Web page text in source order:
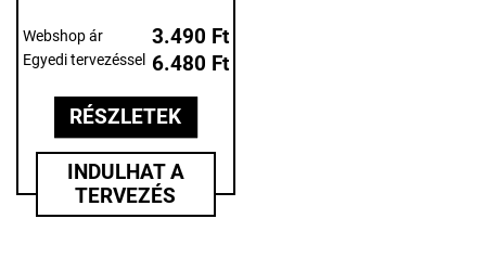
Webshop ár 3.490 Ft
Egyedi tervezéssel 6.480 Ft
RÉSZLETEK
INDULHAT A
TERVEZÉS